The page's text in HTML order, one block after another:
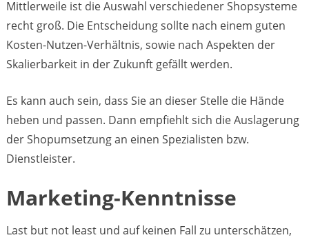
Mittlerweile ist die Auswahl verschiedener Shopsysteme
recht groß. Die Entscheidung sollte nach einem guten
Kosten-Nutzen-Verhältnis, sowie nach Aspekten der
Skalierbarkeit in der Zukunft gefällt werden.
Es kann auch sein, dass Sie an dieser Stelle die Hände
heben und passen. Dann empfiehlt sich die Auslagerung
der Shopumsetzung an einen Spezialisten bzw.
Dienstleister.
Marketing-Kenntnisse
Last but not least und auf keinen Fall zu unterschätzen,